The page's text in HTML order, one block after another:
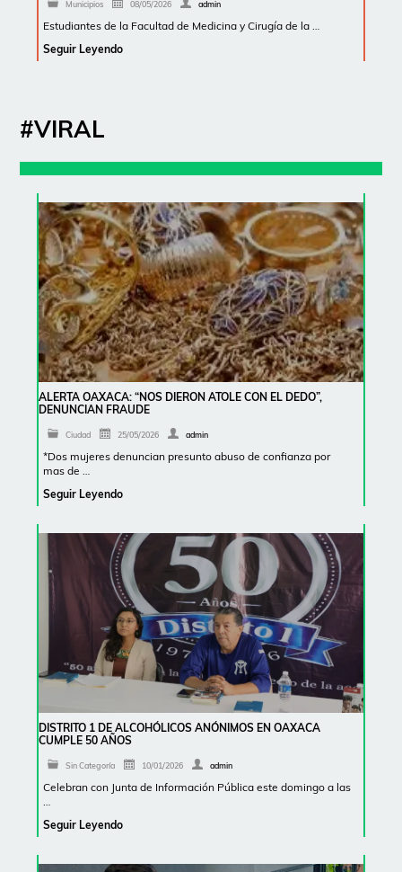
Municipios 08/05/2026 admin
Estudiantes de la Facultad de Medicina y Cirugía de la …
Seguir Leyendo
#VIRAL
ALERTA OAXACA: “NOS DIERON ATOLE CON EL DEDO”,
DENUNCIAN FRAUDE
Ciudad 25/05/2026 admin
*Dos mujeres denuncian presunto abuso de confianza por
mas de …
Seguir Leyendo
DISTRITO 1 DE ALCOHÓLICOS ANÓNIMOS EN OAXACA
CUMPLE 50 AÑOS
Sin Categoría 10/01/2026 admin
Celebran con Junta de Información Pública este domingo a las
Seguir Leyendo